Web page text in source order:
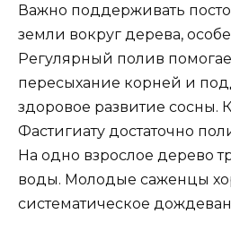
Важно поддерживать
земли вокруг дерева,
Регулярный полив
пересыхание корней и
здоровое развитие сосны.
Фастигиату достаточно
На одно взрослое дерево
воды. Молодые саженцы
систематическое